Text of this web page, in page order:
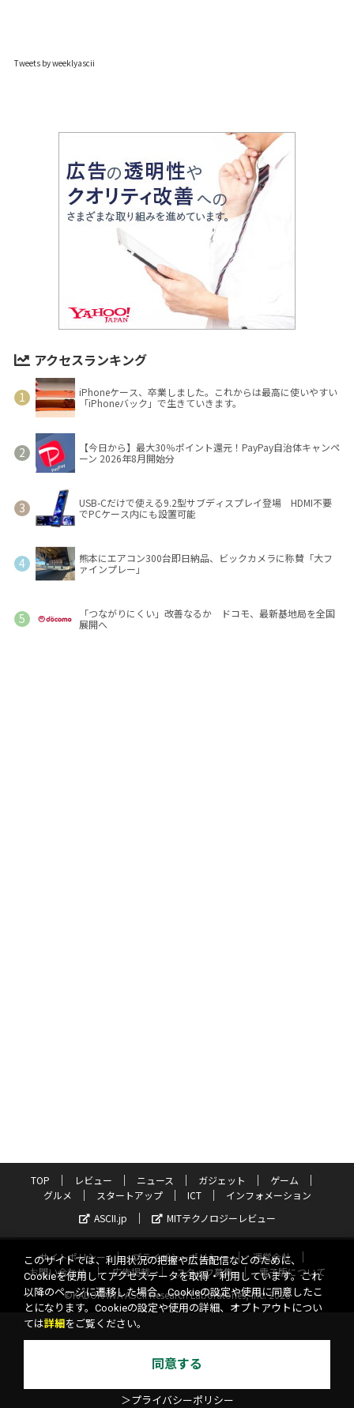
Tweets by weeklyascii
アクセスランキング
iPhoneケース、卒業しました。これからは最高に使いやすい
「iPhoneバック」で生きていきます。
【今日から】最大30％ポイント還元！PayPay自治体キャンペ
ーン 2026年8月開始分
USB-Cだけで使える9.2型サブディスプレイ登場 HDMI不要
でPCケース内にも設置可能
熊本にエアコン300台即日納品、ビックカメラに称賛「大フ
ァインプレー」
「つながりにくい」改善なるか ドコモ、最新基地局を全国
展開へ
TOP レビュー ニュース ガジェット
ゲーム
グルメ
スタートアップ ICT
インフォメーション
ASCII.jp
MITテクノロジーレビュー
サイトポリシー プライバシーポリシー
運営会社
お問い合わせ
広告掲載 スタッフ募集
電子版について
©KADOKAWA ASCII Research Laboratories, Inc. 2026
このサイトでは、利用状況の把握や広告配信などのために、
Cookieを使用してアクセスデータを取得・利用しています。これ
以降のページに遷移した場合、Cookieの設定や使用に同意したこ
とになります。Cookieの設定や使用の詳細、オプトアウトについ
ては詳細 をご覧ください。
同意する
＞プライバシーポリシー